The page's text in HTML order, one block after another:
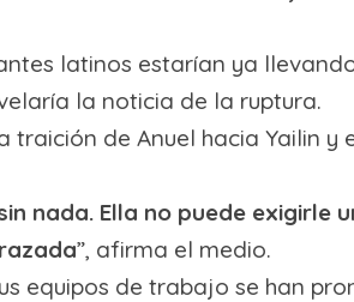
latinos estarían ya
la noticia de la ruptura.
de Anuel hacia Yailin y
nada. Ella no puede exigirle
”, afirma el medio.
equipos de trabajo se han